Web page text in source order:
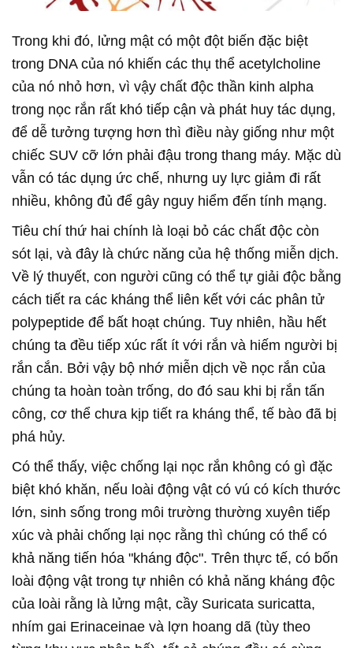
Trong khi đó, lửng mật có một đột biến đặc biệt
trong DNA của nó khiến các thụ thể acetylcholine
của nó nhỏ hơn, vì vậy chất độc thần kinh alpha
trong nọc rắn rất khó tiếp cận và phát huy tác dụng,
để dễ tưởng tượng hơn thì điều này giống như một
chiếc SUV cỡ lớn phải đậu trong thang máy. Mặc dù
vẫn có tác dụng ức chế, nhưng uy lực giảm đi rất
nhiều, không đủ để gây nguy hiểm đến tính mạng.
Tiêu chí thứ hai chính là loại bỏ các chất độc còn
sót lại, và đây là chức năng của hệ thống miễn dịch.
Về lý thuyết, con người cũng có thể tự giải độc bằng
cách tiết ra các kháng thể liên kết với các phân tử
polypeptide để bất hoạt chúng. Tuy nhiên, hầu hết
chúng ta đều tiếp xúc rất ít với rắn và hiếm người bị
rắn cắn. Bởi vậy bộ nhớ miễn dịch về nọc rắn của
chúng ta hoàn toàn trống, do đó sau khi bị rắn tấn
công, cơ thể chưa kịp tiết ra kháng thể, tế bào đã bị
phá hủy.
Có thể thấy, việc chống lại nọc rắn không có gì đặc
biệt khó khăn, nếu loài động vật có vú có kích thước
lớn, sinh sống trong môi trường thường xuyên tiếp
xúc và phải chống lại nọc rằng thì chúng có thể có
khả năng tiến hóa "kháng độc". Trên thực tế, có bốn
loài động vật trong tự nhiên có khả năng kháng độc
của loài rằng là lửng mật, cầy Suricata suricatta,
nhím gai Erinaceinae và lợn hoang dã (tùy theo